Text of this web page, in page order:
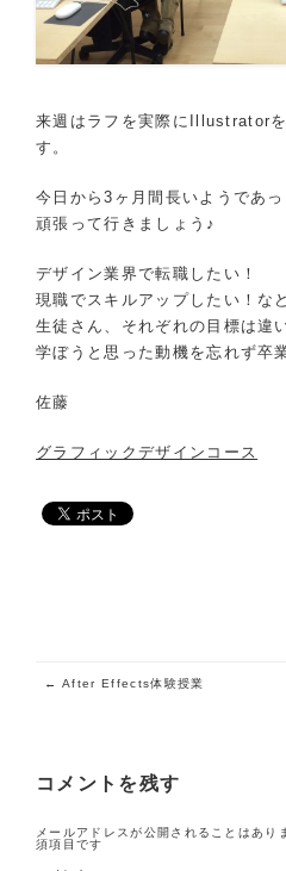
来週はラフを実際にIllustrator
す。
今日から3ヶ月間長いようであ
頑張って行きましょう♪
デザイン業界で転職したい！
現職でスキルアップしたい！な
生徒さん、それぞれの目標は違
学ぼうと思った動機を忘れず卒
佐藤
グラフィックデザインコース
投稿ナビゲーション
← After Effects体験授業
コメントを残す
メールアドレスが公開されることはあり
須項目です